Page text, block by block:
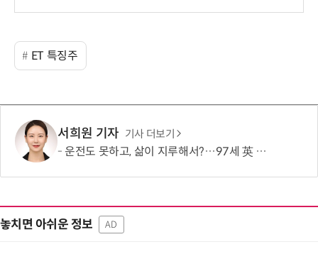
ET 특징주
서희원 기자 기사 더보기
운전도 못하고, 삶이 지루해서?…97세 英 할머니, 비행기 날개에 매달렸다
놓치면 아쉬운 정보 AD